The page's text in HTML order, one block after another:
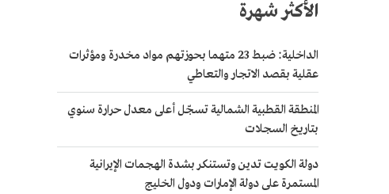
الأكثر شهرة
الداخلية: ضبط 23 متهما بحوزتهم مواد مخدرة ومؤثرات
عقلية بقصد الاتجار والتعاطي
المنطقة القطبية الشمالية تسجّل أعلى معدل حرارة سنوي
بتاريخ السجلات
دولة الكويت تدين وتستنكر بشدة الهجمات الإيرانية
المستمرة على دولة الإمارات ودول الخليج